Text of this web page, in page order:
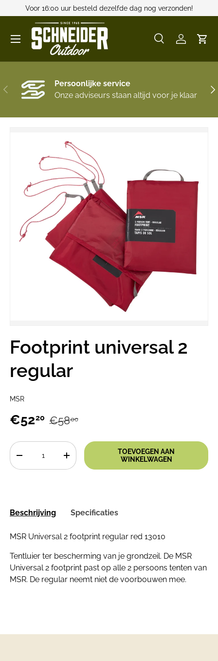
GA NAAR INHOUD
Voor 16:00 uur besteld dezelfde dag nog verzonden!
Zoeken
ZoekenInloggen
Menu
VORIGE
Persoonlijke service
Onze adviseurs staan altijd voor je klaar
Footprint universal 2
regular
MSR
€5220 €5800
Aantal
+
TOEVOEGEN AAN
WINKELWAGEN
Beschrijving Specificaties
MSR Universal 2 footprint regular red 13010
Tentluier ter bescherming van je grondzeil. De MSR
Universal 2 footprint past op alle 2 persoons tenten van
MSR. De regular neemt niet de voorbouwen mee.